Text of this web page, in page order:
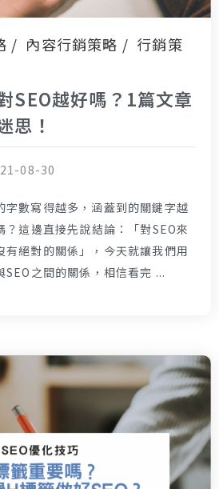
內容行銷策略
行銷策
SEO越好嗎？1篇文章
思！
08-30
字數寫得越多，涵蓋到的關鍵字越
？這邊直接先說結論：「對SEO來
有絕對的關係」，今天就讓我們用
SEO之間的關係，相信看完 ...